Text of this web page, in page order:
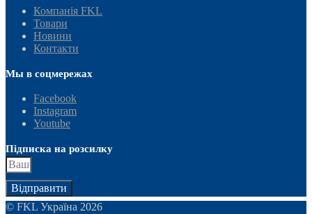
Компанія FKL
Товари
Новини
Контакти
Мы в соцмережах
Facebook
Instagram
Youtube
Підписка на розсилку
Відправити
© FKL Україна 2026